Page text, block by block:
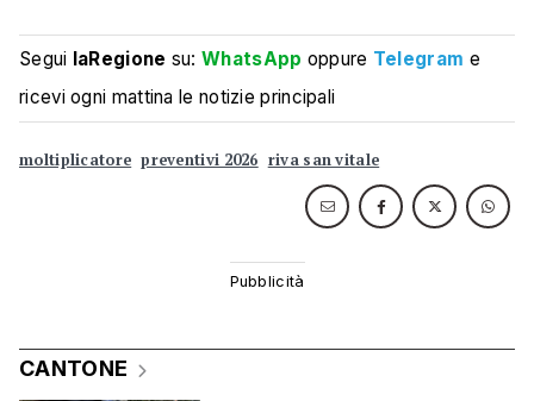
Segui laRegione su:WhatsApp oppure Telegram e
ricevi ogni mattina le notizie principali
moltiplicatore preventivi 2026 riva san vitale
CANTONE